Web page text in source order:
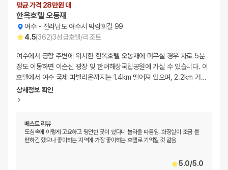
평균 가격 28만원 대
한옥호텔 오동재
여수- 전라남도 여수시 박람회길 99
4.5(362)3성급호텔/리조트
여수에서 공항 주변에 위치한 한옥호텔 오동재에 머무실 경우 차로 5분
정도 이동하면 이순신 광장 및 한려해상국립공원에 가실 수 있습니다. 이
호텔에서 여수 국제 파빌리온까지는 1.4km 떨어져 있으며, 2.2km 거…
상세정보 확인
베스트 리뷰
도심속에 이렇게 고요하고 평안한 곳이 있다니 놀라울 따름임. 화장실이 조금 불
편하긴 했으나 좋아하는 지역에 가장 좋아하는 호텔로 기억될 것 같음
5.0/5.0